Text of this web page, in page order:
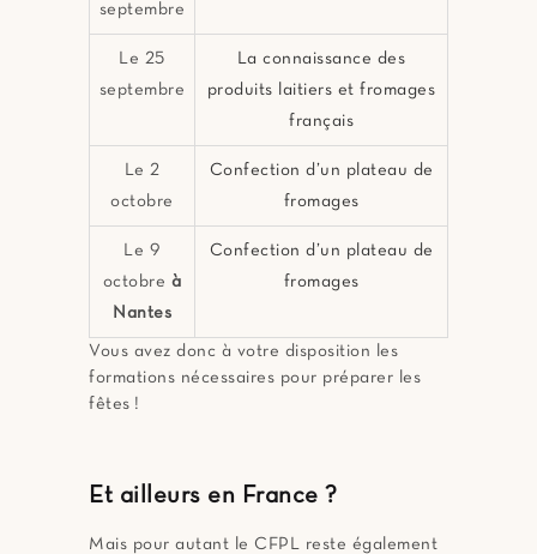
septembre
Le 25
septembre
La connaissance des
produits laitiers et fromages
français
Le 2
octobre
Confection d’un plateau de
fromages
Le 9
octobre à
Nantes
Confection d’un plateau de
fromages
Vous avez donc à votre disposition les
formations nécessaires pour préparer les
fêtes !
Et ailleurs en France ?
Mais pour autant le CFPL reste également